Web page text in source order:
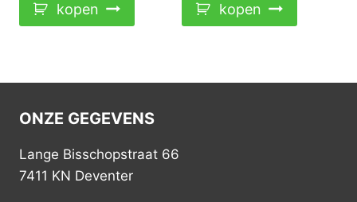
kopen kopen
ONZE GEGEVENS
Lange Bisschopstraat 66
7411 KN Deventer